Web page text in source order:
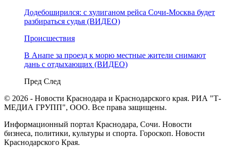
Додебоширился: с хулиганом рейса Сочи-Москва будет
разбираться судья (ВИДЕО)
Происшествия
В Анапе за проезд к морю местные жители снимают
дань с отдыхающих (ВИДЕО)
Пред След
© 2026 - Новости Краснодара и Краснодарского края. РИА "Т-
МЕДИА ГРУПП", ООО. Все права защищены.
Информационный портал Краснодара, Сочи. Новости
бизнеса, политики, культуры и спорта. Гороскоп. Новости
Краснодарского Края.